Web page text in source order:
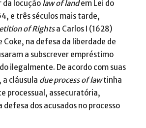
da locução law of landem Lei do
e três séculos mais tarde,
of Rightsa Carlos I (1628)
Coke, na defesa da liberdade de
a subscrever empréstimo
ilegalmente. De acordo com suas
cláusula due process of lawtinha
processual, assecuratória,
dos acusados no processo